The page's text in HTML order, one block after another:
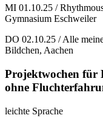
MI 01.10.25 /
Gymnasium Eschweiler
DO 02.10.25 / Alle
Bildchen, Aachen
Projektwochen für
ohne
leichte Sprache